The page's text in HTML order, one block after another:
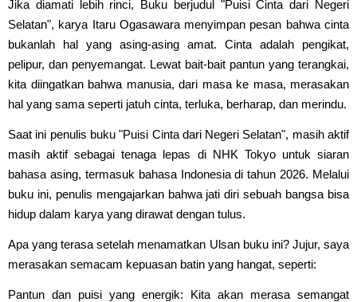
Jika diamati lebih rinci, Buku berjudul "Puisi Cinta dari Negeri
Selatan", karya Itaru Ogasawara menyimpan pesan bahwa cinta
bukanlah hal yang asing-asing amat. Cinta adalah pengikat,
pelipur, dan penyemangat. Lewat bait-bait pantun yang terangkai,
kita diingatkan bahwa manusia, dari masa ke masa, merasakan
hal yang sama seperti jatuh cinta, terluka, berharap, dan merindu.
Saat ini penulis buku "Puisi Cinta dari Negeri Selatan", masih aktif
masih aktif sebagai tenaga lepas di NHK Tokyo untuk siaran
bahasa asing, termasuk bahasa Indonesia di tahun 2026. Melalui
buku ini, penulis mengajarkan bahwa jati diri sebuah bangsa bisa
hidup dalam karya yang dirawat dengan tulus.
Apa yang terasa setelah menamatkan Ulsan buku ini? Jujur, saya
merasakan semacam kepuasan batin yang hangat, seperti:
Pantun dan puisi yang energik: Kita akan merasa semangat